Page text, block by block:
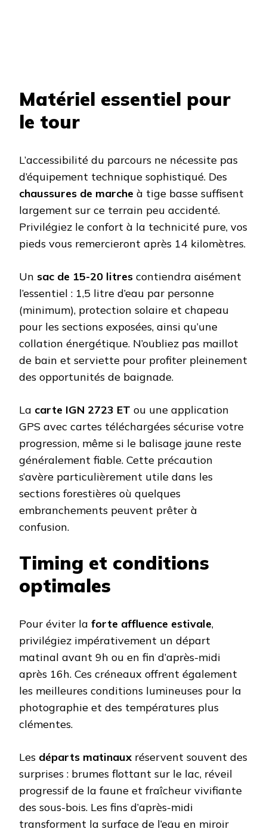
Matériel essentiel pour
le tour
L’accessibilité du parcours ne nécessite pas
d’équipement technique sophistiqué. Des
chaussures de marche à tige basse suffisent
largement sur ce terrain peu accidenté.
Privilégiez le confort à la technicité pure, vos
pieds vous remercieront après 14 kilomètres.
Un sac de 15-20 litres contiendra aisément
l’essentiel : 1,5 litre d’eau par personne
(minimum), protection solaire et chapeau
pour les sections exposées, ainsi qu’une
collation énergétique. N’oubliez pas maillot
de bain et serviette pour profiter pleinement
des opportunités de baignade.
La carte IGN 2723 ET ou une application
GPS avec cartes téléchargées sécurise votre
progression, même si le balisage jaune reste
généralement fiable. Cette précaution
s’avère particulièrement utile dans les
sections forestières où quelques
embranchements peuvent prêter à
confusion.
Timing et conditions
optimales
Pour éviter la forte affluence estivale,
privilégiez impérativement un départ
matinal avant 9h ou en fin d’après-midi
après 16h. Ces créneaux offrent également
les meilleures conditions lumineuses pour la
photographie et des températures plus
clémentes.
Les départs matinaux réservent souvent des
surprises : brumes flottant sur le lac, réveil
progressif de la faune et fraîcheur vivifiante
des sous-bois. Les fins d’après-midi
transforment la surface de l’eau en miroir